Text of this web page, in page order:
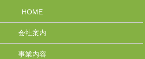
HOME
会社案内
事業内容